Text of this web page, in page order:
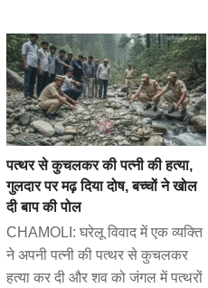
पत्थर से कुचलकर की पत्नी की हत्या,
गुलदार पर मढ़ दिया दोष, बच्चों ने खोल
दी बाप की पोल
CHAMOLI: घरेलू विवाद में एक व्यक्ति
ने अपनी पत्नी की पत्थर से कुचलकर
हत्या कर दी और शव को जंगल में पत्थरों